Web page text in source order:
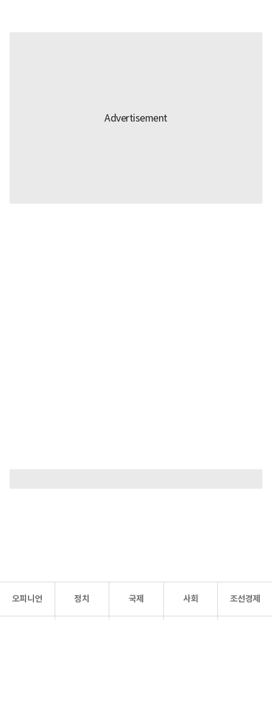
오피니언 정치 국제 사회 조선경제